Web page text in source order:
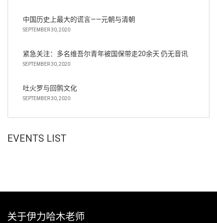
中国历史上最大的谎言——元朝与清朝
SEPTEMBER 30, 2020
紧急关注：多名维吾尔青年被国保带走20余天 仍无音讯
SEPTEMBER 30, 2020
吐火罗与回鹘文化
SEPTEMBER 30, 2020
EVENTS LIST
关于伊力哈木老师